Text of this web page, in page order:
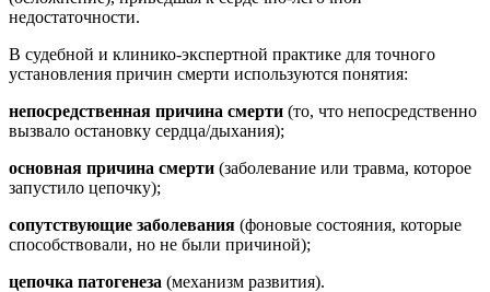
недостаточности.
В судебной и клинико-экспертной практике для точного
установления причин смерти используются понятия:
непосредственная причина смерти (то, что непосредственно
вызвало остановку сердца/дыхания);
основная причина смерти (заболевание или травма, которое
запустило цепочку);
сопутствующие заболевания (фоновые состояния, которые
способствовали, но не были причиной);
цепочка патогенеза (механизм развития).